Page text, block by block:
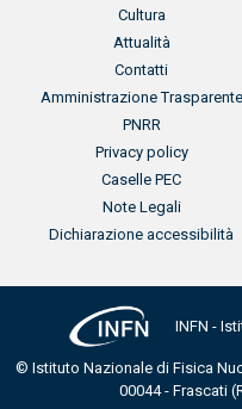
Cultura
Attualità
Contatti
Menu footer 3
Amministrazione Trasparente
PNRR
Privacy policy
Caselle PEC
Note Legali
Dichiarazione accessibilità
INFN -
© Istituto Nazionale di Fisica
00044 - Frascati